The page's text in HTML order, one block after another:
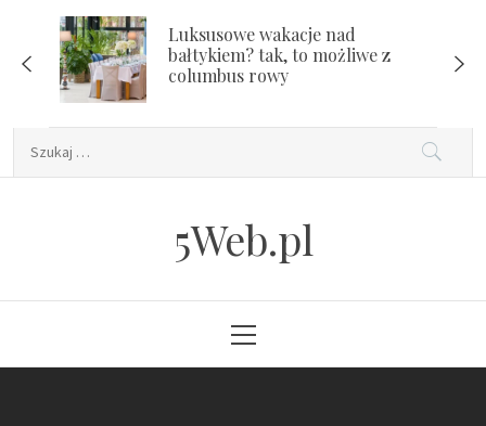
content
Luksusowe wakacje nad
bałtykiem? tak, to możliwe z
columbus rowy
5Web.pl
Menu